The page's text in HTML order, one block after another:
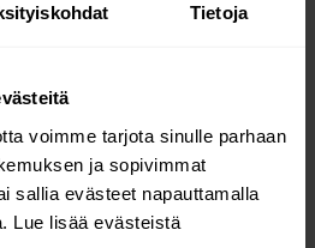
Tietoja
voimme tarjota sinulle parhaan
ja sopivimmat
sallia evästeet napauttamalla
Lue lisää evästeistä
Lisätietoja on kohdassa
tunnistus
synkata laitteen manuaalisesti
on kohdassaMiten